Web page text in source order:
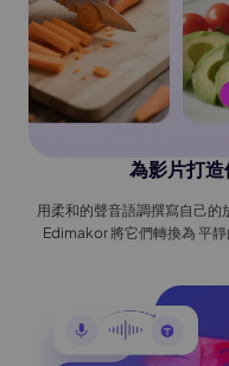
為影片打造
用柔和的聲音語調撰寫自己的
Edimakor 將它們轉換為 平靜
隨，
Kling 3.0 登
讓任何照片一鍵變